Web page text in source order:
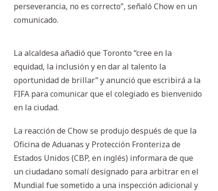
perseverancia, no es correcto”, señaló Chow en un
comunicado.
La alcaldesa añadió que Toronto “cree en la
equidad, la inclusión y en dar al talento la
oportunidad de brillar” y anunció que escribirá a la
FIFA para comunicar que el colegiado es bienvenido
en la ciudad.
La reacción de Chow se produjo después de que la
Oficina de Aduanas y Protección Fronteriza de
Estados Unidos (CBP, en inglés) informara de que
un ciudadano somalí designado para arbitrar en el
Mundial fue sometido a una inspección adicional y